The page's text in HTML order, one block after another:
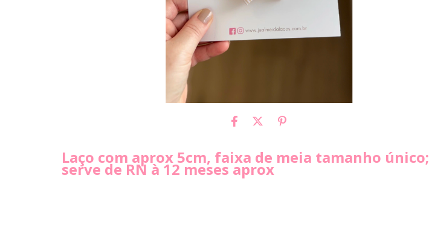
Laço com aprox 5cm, faixa de meia tamanho único;
serve de RN à 12 meses aprox